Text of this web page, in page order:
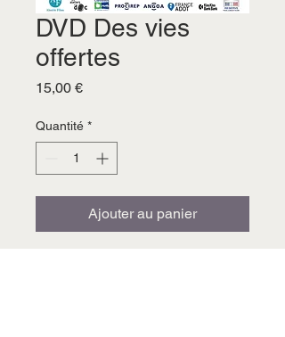
DVD Des vies
offertes
15,00 €Prix
Quantité *
Ajouter au panier